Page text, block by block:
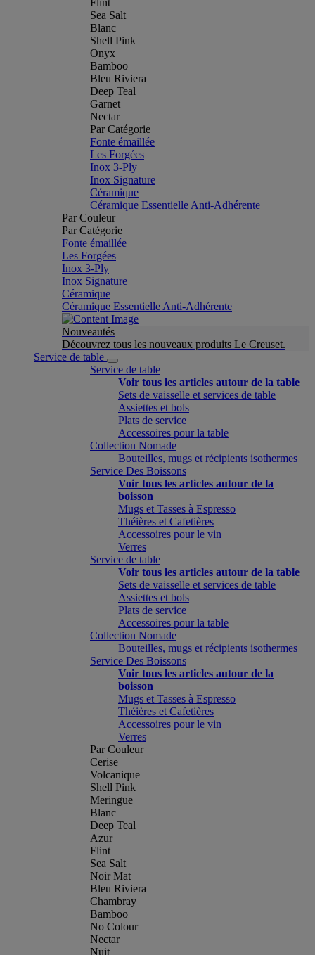
Flint
Sea Salt
Blanc
Shell Pink
Onyx
Bamboo
Bleu Riviera
Deep Teal
Garnet
Nectar
Par Catégorie
Fonte émaillée
Les Forgées
Inox 3-Ply
Inox Signature
Céramique
Céramique Essentielle Anti-Adhérente
Par Couleur
Par Catégorie
Fonte émaillée
Les Forgées
Inox 3-Ply
Inox Signature
Céramique
Céramique Essentielle Anti-Adhérente
Nouveautés
Découvrez tous les nouveaux produits Le Creuset.
Service de table
Service de table
Voir tous les articles autour de la table
Sets de vaisselle et services de table
Assiettes et bols
Plats de service
Accessoires pour la table
Collection Nomade
Bouteilles, mugs et récipients isothermes
Service Des Boissons
Voir tous les articles autour de la
boisson
Mugs et Tasses à Espresso
Théières et Cafetières
Accessoires pour le vin
Verres
Service de table
Voir tous les articles autour de la table
Sets de vaisselle et services de table
Assiettes et bols
Plats de service
Accessoires pour la table
Collection Nomade
Bouteilles, mugs et récipients isothermes
Service Des Boissons
Voir tous les articles autour de la
boisson
Mugs et Tasses à Espresso
Théières et Cafetières
Accessoires pour le vin
Verres
Par Couleur
Cerise
Volcanique
Shell Pink
Meringue
Blanc
Deep Teal
Azur
Flint
Sea Salt
Noir Mat
Bleu Riviera
Chambray
Bamboo
No Colour
Nectar
Nuit